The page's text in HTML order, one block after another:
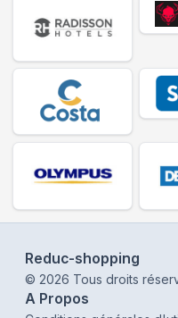
Reduc-shopping
© 2026 Tous droits
A Propos